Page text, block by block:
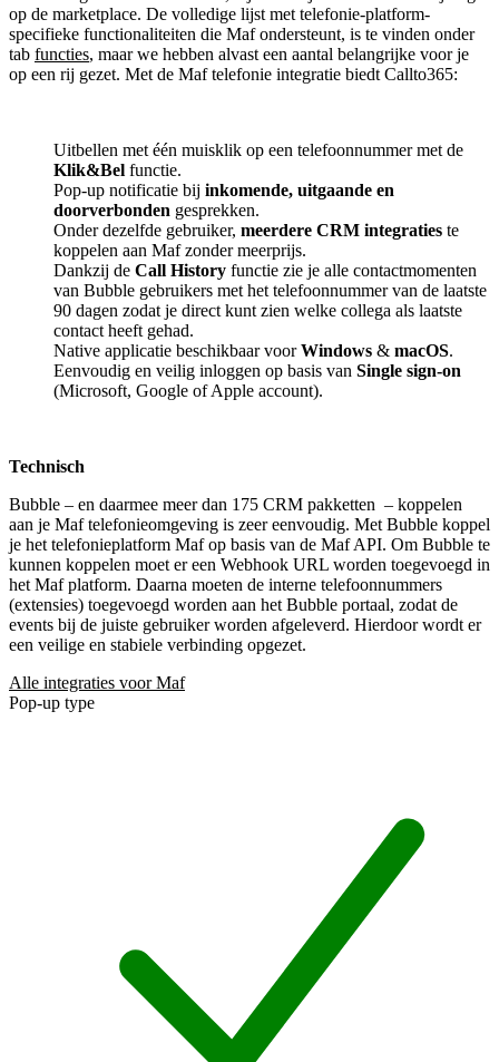
op de marketplace. De volledige lijst met telefonie-platform-
specifieke functionaliteiten die Maf ondersteunt, is te vinden onder
tab functies, maar we hebben alvast een aantal belangrijke voor je
op een rij gezet. Met de Maf telefonie integratie biedt Callto365:
Uitbellen met één muisklik op een telefoonnummer met de
Klik&Bel functie.
Pop-up notificatie bij inkomende, uitgaande en
doorverbonden gesprekken.
Onder dezelfde gebruiker, meerdere CRM integraties te
koppelen aan Maf zonder meerprijs.
Dankzij de Call History functie zie je alle contactmomenten
van Bubble gebruikers met het telefoonnummer van de laatste
90 dagen zodat je direct kunt zien welke collega als laatste
contact heeft gehad.
Native applicatie beschikbaar voorWindows & macOS.
Eenvoudig en veilig inloggen op basis van Single sign-on
(Microsoft, Google of Apple account).
Technisch
Bubble – en daarmee meer dan 175 CRM pakketten – koppelen
aan je Maf telefonieomgeving is zeer eenvoudig. Met Bubble koppel
je het telefonieplatform Maf op basis van de Maf API. Om Bubble te
kunnen koppelen moet er een Webhook URL worden toegevoegd in
het Maf platform. Daarna moeten de interne telefoonnummers
(extensies) toegevoegd worden aan het Bubble portaal, zodat de
events bij de juiste gebruiker worden afgeleverd. Hierdoor wordt er
een veilige en stabiele verbinding opgezet.
Alle integraties voor Maf
Pop-up type